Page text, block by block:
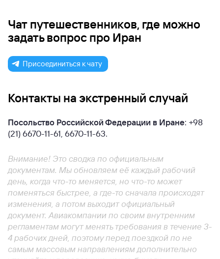
Чат путешественников, где можно
задать вопрос про Иран
Присоединиться к чату
Контакты на экстренный случай
Посольство Российской Федерации в Иране: +98
(21) 6670-11-61, 6670-11-63.
Внимание! Это сводка по официальным
документам. Мы обновляем её каждый рабочий
день, когда что-то меняется, но что-то может
поменяться быстрее, а где-то сначала происходят
изменения, а потом выходит официальный
документ. Авиакомпании по своим внутренним
регламентам могут менять требования в течение 3-
4 рабочих дней, поэтому перед поездкой по не
самым массовым направлениям дополнительно